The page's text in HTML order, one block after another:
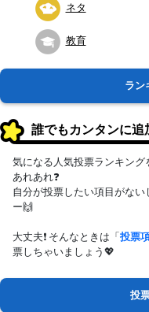
ネタ
教育
ラン
誰でもカンタンに追
気になる人気投票ランキング
あれあれ❓
自分が投票したい項目がな
ー🙌
大丈夫❗ そんなときは「投票
票しちゃいましょう💖
投